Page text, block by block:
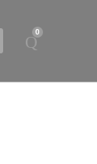
0